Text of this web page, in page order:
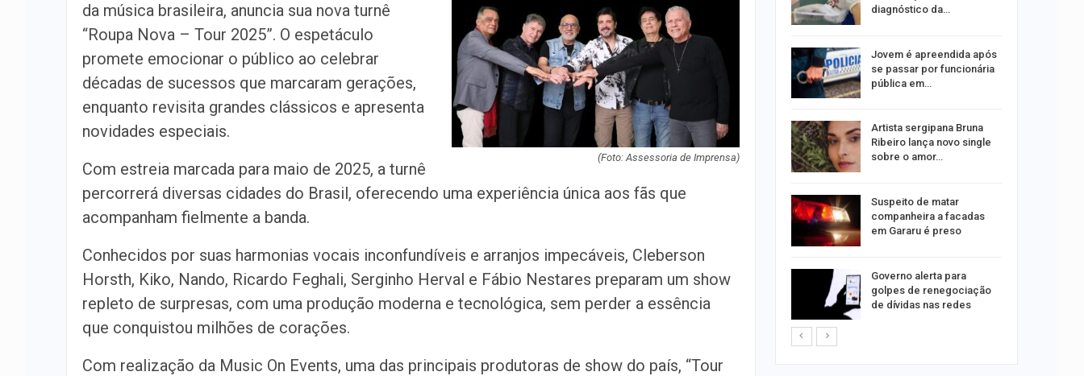
(Foto: Assessoria de Imprensa)
da música brasileira, anuncia sua nova turnê
“Roupa Nova – Tour 2025”. O espetáculo
promete emocionar o público ao celebrar
décadas de sucessos que marcaram gerações,
enquanto revisita grandes clássicos e apresenta
novidades especiais.
Com estreia marcada para maio de 2025, a turnê
percorrerá diversas cidades do Brasil, oferecendo uma experiência única aos fãs que
acompanham fielmente a banda.
Conhecidos por suas harmonias vocais inconfundíveis e arranjos impecáveis, Cleberson
Horsth, Kiko, Nando, Ricardo Feghali, Serginho Herval e Fábio Nestares preparam um show
repleto de surpresas, com uma produção moderna e tecnológica, sem perder a essência
que conquistou milhões de corações.
Com realização da Music On Events, uma das principais produtoras de show do país, “Tour
policiais em campanha…
Aposta de Aracaju acerta
quina da Mega-Sena e leva
mais de R$ 52…
SENAI Sergipe abre
inscrições para 75 vagas
em cursos gratuitos
TSE cria conselho para
Homem fica preso às
entre carro e ônibus em…
diagnóstico da…
Jovem é apreendida após
se passar por funcionária
pública em…
Artista sergipana Bruna
Ribeiro lança novo single
sobre o amor…
Suspeito de matar
companheira a facadas
em Gararu é preso
Governo alerta para
golpes de renegociação
de dívidas nas redes